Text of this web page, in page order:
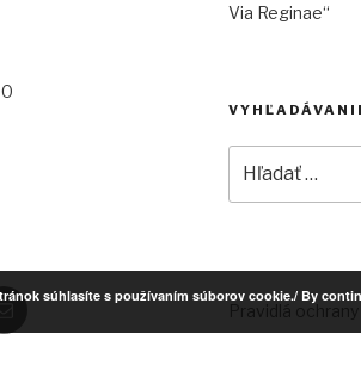
Via Reginae“
Pravidlá
súhlasíte s používaním súborov cookie./ By